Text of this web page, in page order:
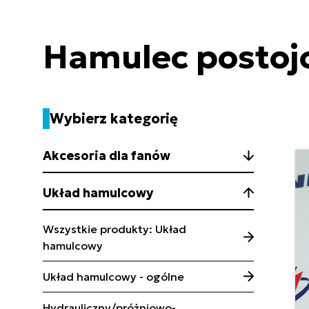
Hamulec
Wybierz kategorię
Akcesoria dla fanów
Układ hamulcowy
Wszystkie produkty: Układ
hamulcowy
Układ hamulcowy - ogólne